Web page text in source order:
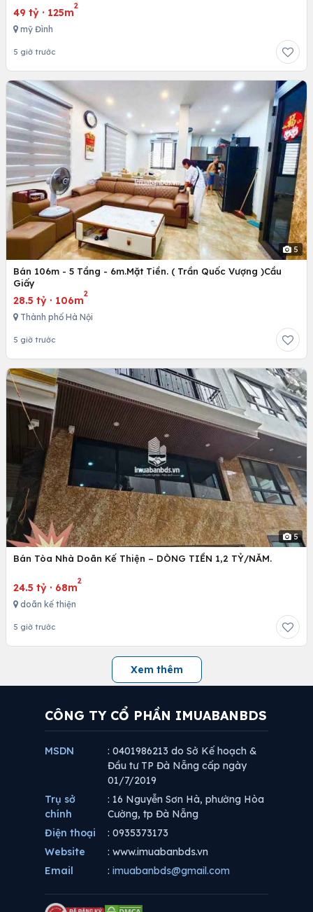
49 tỷ · 125m
2
mỹ Đình
5 giờ trước
5
Bán 106m - 5 Tầng - 6m.Mặt Tiền. ( Trần Quốc Vượng )Cầu
Giấy
28.5 tỷ · 106m
2
Thành phố Hà Nội
5 giờ trước
5
Bán Tòa Nhà Doãn Kế Thiện – DÒNG TIỀN 1,2 TỶ/NĂM.
24.5 tỷ · 68m
2
doãn kế thiện
5 giờ trước
Xem thêm
CÔNG TY CỔ PHẦN IMUABANBDS
MSDN
: 0401986213 do Sở Kế hoạch &
Đầu tư TP Đà Nẵng cấp ngày
01/7/2019
Trụ sở
chính
: 16 Nguyễn Sơn Hà, phường Hòa
Cường, tp Đà Nẵng
Điện thoại
: 0935373173
Website
: www.imuabanbds.vn
Email
: imuabanbds@gmail.com